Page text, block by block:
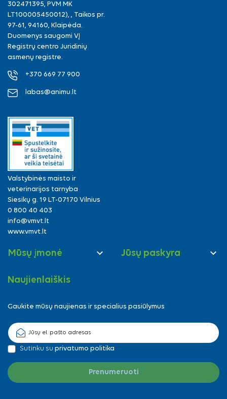
302471395, PVM MK
LT100005450012), , Taikos pr.
97-61, 94160, Klaipėda.
Duomenys saugomi VĮ
Registrų centro Juridinių
asmenų registre.
+370 669 77 900
labas@animu.lt
Valstybinės maisto ir
veterinarijos tarnyba
Siesikų g. 19 LT-07170 Vilnius
0 800 40 403
info@vmvt.lt
www.vmvt.lt
Mūsų įmonė  Jūsų paskyra 
Naujienlaiškis
Gaukite mūsų naujienas ir specialius pasiūlymus
Sutinku su privatumo politika